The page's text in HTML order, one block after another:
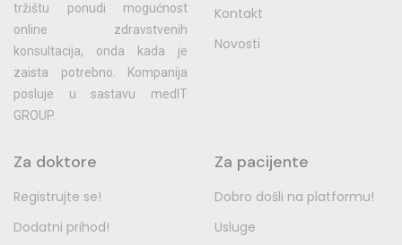
tržištu ponudi mogućnost
online zdravstvenih
konsultacija, onda kada je
zaista potrebno. Kompanija
posluje u sastavu medIT
GROUP.
Kontakt
Novosti
Za doktore
Registrujte se!
Dodatni prihod!
Za pacijente
Dobro došli na platformu!
Usluge